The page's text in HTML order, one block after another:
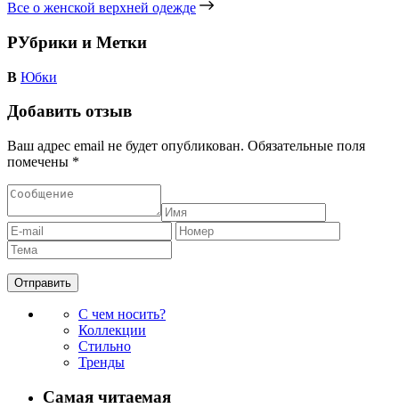
Все о женской верхней одежде
РУбрики и Метки
В Юбки
Добавить отзыв
Ваш адрес email не будет опубликован. Обязательные поля
помечены *
С чем носить?
Коллекции
Стильно
Тренды
Самая читаемая